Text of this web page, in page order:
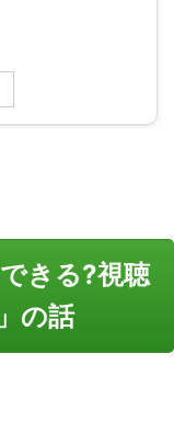
きる?視聴
の話